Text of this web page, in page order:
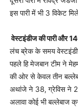
इस पारी में भी 3 विकेट
वेस्टइंडीज की पारी और
लंच ब्रेक के समय
पहले हि मेजबान टीम ने
की ओर से केवल तीन
अथांजे ने 38, ग्रेविस ने
अलावा कोई भी बल्लेबाज